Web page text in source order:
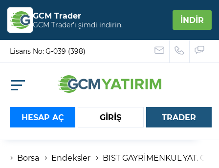
GCM Trader
GCM Trader’ı şimdi indirin. İNDİR
Lisans No: G-039 (398)
HESAP AÇ GİRİŞ
Hesap numaranız
TRADER
Borsa Endeksler BIST GAYRİMENKUL YAT.